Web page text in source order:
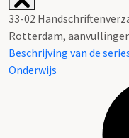
33-02
Rotterdam,
Beschrijving van de
Onderwijs